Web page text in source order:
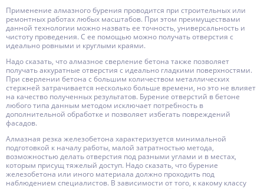
Применение алмазного бурения проводится при строительных или
ремонтных работах любых масштабов. При этом преимуществами
данной технологии можно назвать ее точность, универсальность и
чистоту проведения. С ее помощью можно получать отверстия с
идеально ровными и круглыми краями.
Надо сказать, что алмазное сверление бетона также позволяет
получать аккуратные отверстия с идеально гладкими поверхностями.
При сверлении бетона с большим количеством металлических
стержней затрачивается несколько больше времени, но это не влияет
на качество полученных результатов. Бурение отверстий в бетоне
любого типа данным методом исключает потребность в
дополнительной обработке и позволяет избегать повреждений
фасадов.
Алмазная резка железобетона характеризуется минимальной
подготовкой к началу работы, малой затратностью метода,
возможностью делать отверстия под разными углами и в местах,
которым присущ тяжелый доступ. Надо сказать, что бурение
железобетона или иного материала должно проходить под
наблюдением специалистов. В зависимости от того, к какому классу